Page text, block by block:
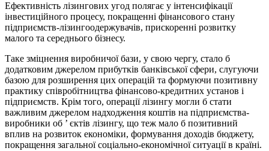
Ефективність лізингових угод полягає у інтенсифікації
інвестиційного процесу, покращенні фінансового стану
підприємств-лізингоодержувачів, прискоренні розвитку
малого та середнього бізнесу.
Таке зміцнення виробничої бази, у свою чергу, стало б
додатковим джерелом прибутків банківської сфери, слугуючи
базою для розширення цих операцій та формуючи позитивну
практику співробітництва фінансово-кредитних установ і
підприємств. Крім того, операції лізингу могли б стати
важливим джерелом надходження коштів на підприємства-
виробники об ’ єктів лізингу, що теж мало б позитивний
вплив на розвиток економіки, формування доходів бюджету,
покращення загальної соціально-економічної ситуації в країні.